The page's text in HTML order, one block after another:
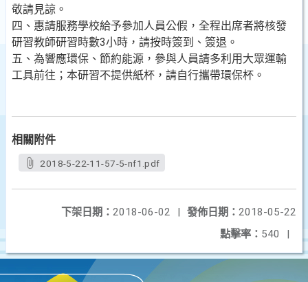
敬請見諒。
四、惠請服務學校給予參加人員公假，全程出席者將核發
研習教師研習時數3小時，請按時簽到、簽退。
五、為響應環保、節約能源，參與人員請多利用大眾運輸
工具前往；本研習不提供紙杯，請自行攜帶環保杯。
相關附件
2018-5-22-11-57-5-nf1.pdf
發佈日期： 2018-05-22
下架日期： 2018-06-02
|
點擊率： 540 |